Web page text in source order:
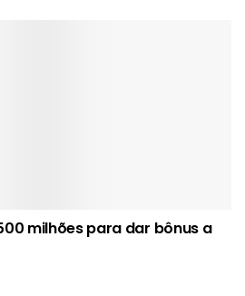
milhões para dar bônus a